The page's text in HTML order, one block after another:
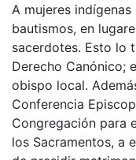
A mujeres
bautismos, en
sacerdotes. Esto lo
Derecho Canónico;
obispo local.
Conferencia
Congregación para
los Sacramentos, a